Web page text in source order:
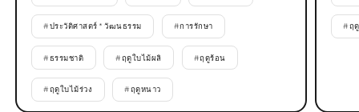
#ประวัติศาสตร์ * วัฒนธรรม #การรักษา
#ธรรมชาติ #ฤดูใบไม้ผลิ #ฤดูร้อน
#ฤดูใบไม้ร่วง #ฤดูหนาว
#ฤ